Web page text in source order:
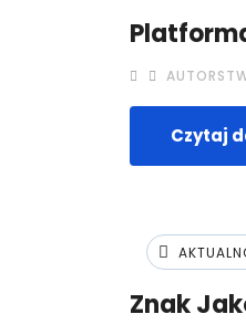
Czytaj
Znak